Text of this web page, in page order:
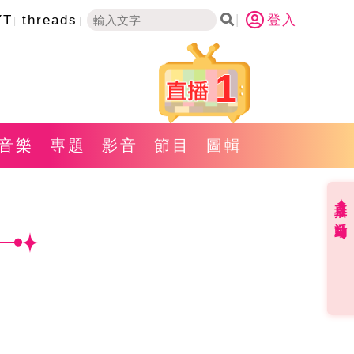
threads 登入
1
樂 專題 影音 節目 圖輯
直播✦活動